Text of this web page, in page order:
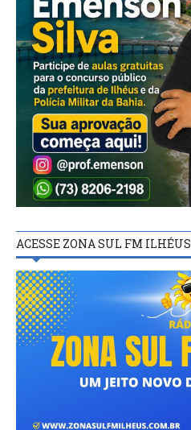
ACESSE ZONA SUL FM ILHÉUS